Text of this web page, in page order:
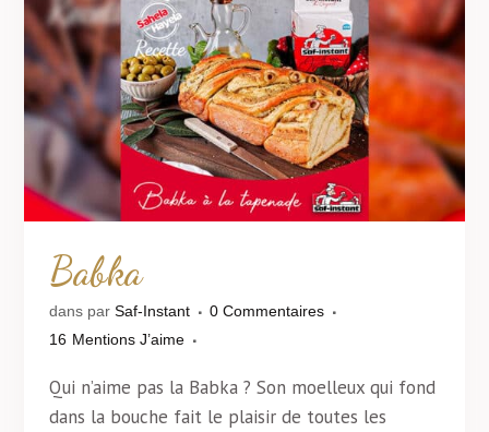
Babka
dans parSaf-Instant
0 Commentaires
16 Mentions J’aime
Qui n’aime pas la Babka ? Son moelleux qui fond
dans la bouche fait le plaisir de toutes les